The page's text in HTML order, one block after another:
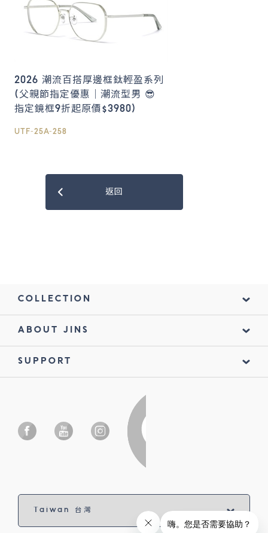
2026 潮流百搭厚邊框鈦輕盈系列
(父親節指定優惠｜潮流型男 😎
指定鏡框9折起原價$3980)
UTF-25A-258
返回
COLLECTION
ABOUT JINS
SUPPORT